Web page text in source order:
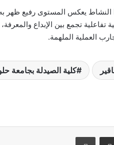
النشاط يعكس المستوى رفيع ظهر
تجمع بين الإبداع
العملية الملهمة.
كلية الصيدلة بجامعة
مشاركة عبر البريد طباعة